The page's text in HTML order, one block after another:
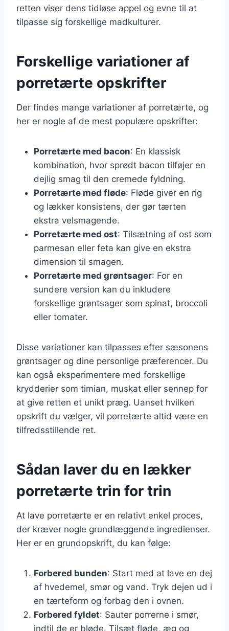
retten viser dens tidløse appel og evne til at
tilpasse sig forskellige madkulturer.
Forskellige variationer af
porretærte opskrifter
Der findes mange variationer af porretærte, og
her er nogle af de mest populære opskrifter:
Porretærte med bacon: En klassisk
kombination, hvor sprødt bacon tilføjer en
dejlig smag til den cremede fyldning.
Porretærte med fløde: Fløde giver en rig
og lækker konsistens, der gør tærten
ekstra velsmagende.
Porretærte med ost: Tilsætning af ost som
parmesan eller feta kan give en ekstra
dimension til smagen.
Porretærte med grøntsager: For en
sundere version kan du inkludere
forskellige grøntsager som spinat, broccoli
eller tomater.
Disse variationer kan tilpasses efter sæsonens
grøntsager og dine personlige præferencer. Du
kan også eksperimentere med forskellige
krydderier som timian, muskat eller sennep for
at give retten et unikt præg. Uanset hvilken
opskrift du vælger, vil porretærte altid være en
tilfredsstillende ret.
Sådan laver du en lækker
porretærte trin for trin
At lave porretærte er en relativt enkel proces,
der kræver nogle grundlæggende ingredienser.
Her er en grundopskrift, du kan følge:
Forbered bunden: Start med at lave en dej
af hvedemel, smør og vand. Tryk dejen ud i
en tærteform og forbag den i ovnen.
Forbered fyldet: Sauter porrerne i smør,
indtil de er bløde. Tilsæt fløde, æg og